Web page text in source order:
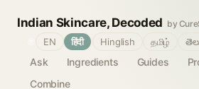
Indian Skincare, Decoded by
Ask Ingredients Guides
Combine
EN हिंदी Hinglish தமிழ்